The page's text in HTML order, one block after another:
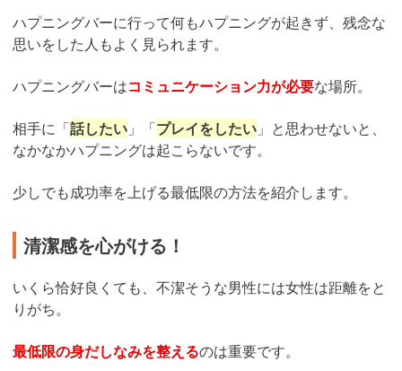
ハプニングバーに行って何もハプニングが起きず、残念な
思いをした人もよく見られます。
ハプニングバーはコミュニケーション力が必要な場所。
相手に「話したい 」「プレイをしたい 」と思わせないと、
なかなかハプニングは起こらないです。
少しでも成功率を上げる最低限の方法を紹介します。
清潔感を心がける！
いくら恰好良くても、不潔そうな男性には女性は距離をと
りがち。
最低限の身だしなみを整えるのは重要です。